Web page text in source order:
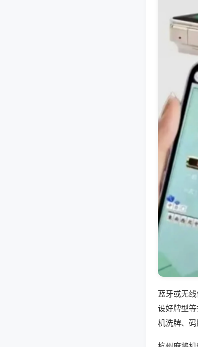
蓝牙或无
设好牌型
机洗牌、码